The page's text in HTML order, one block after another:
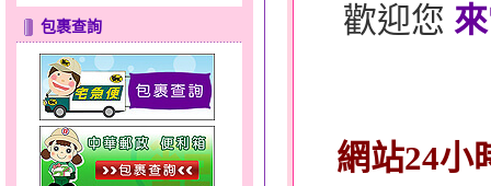
包裹查詢 歡迎您
網站24小